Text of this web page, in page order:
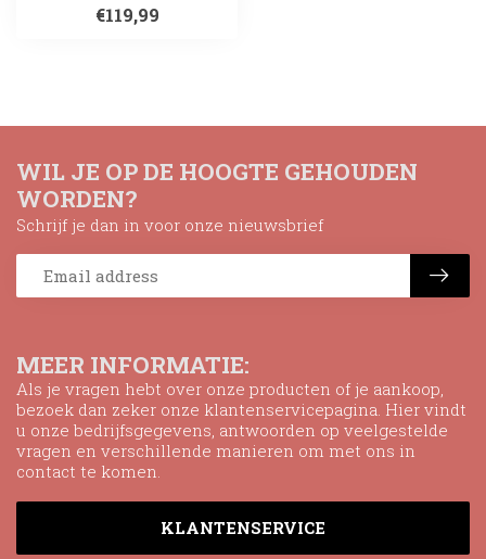
€119,99
MEER INFORMATIE:
Als je vragen hebt over onze producten of je aankoop,
bezoek dan zeker onze klantenservicepagina. Hier vindt
u onze bedrijfsgegevens, antwoorden op veelgestelde
vragen en verschillende manieren om met ons in
contact te komen.
KLANTENSERVICE
WIL JE OP DE HOOGTE GEHOUDEN
WORDEN?
Schrijf je dan in voor onze nieuwsbrief